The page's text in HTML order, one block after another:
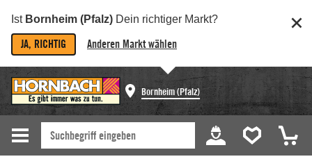
Ist Bornheim (Pfalz) Dein richtiger Markt?
JA, RICHTIG Anderen Markt wählen
Bornheim (Pfalz)